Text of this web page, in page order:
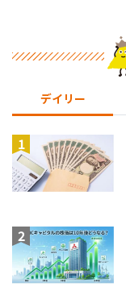
デイリー
1
2